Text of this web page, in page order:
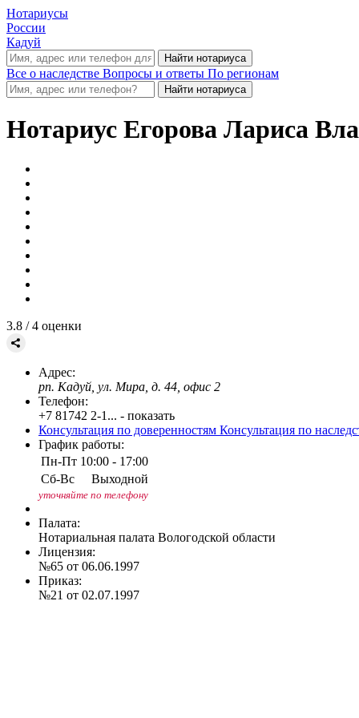
Нотариусы
России
Кадуй
Все о наследстве Вопросы и ответы По регионам
Нотариус Егорова Лариса
3.8 / 4 оценки
Адрес:
рп. Кадуй, ул. Мира, д. 44, офис 2
Телефон:
+7 81742 2-1... - показать
Консультация по доверенностям Консультация по
График работы:
Пн-Пт 10:00 - 17:00
Сб-Вс
Выходной
уточняйте по телефону
Палата:
Нотариальная палата Вологодской области
Лицензия:
№65 от 06.06.1997
Приказ:
№21 от 02.07.1997